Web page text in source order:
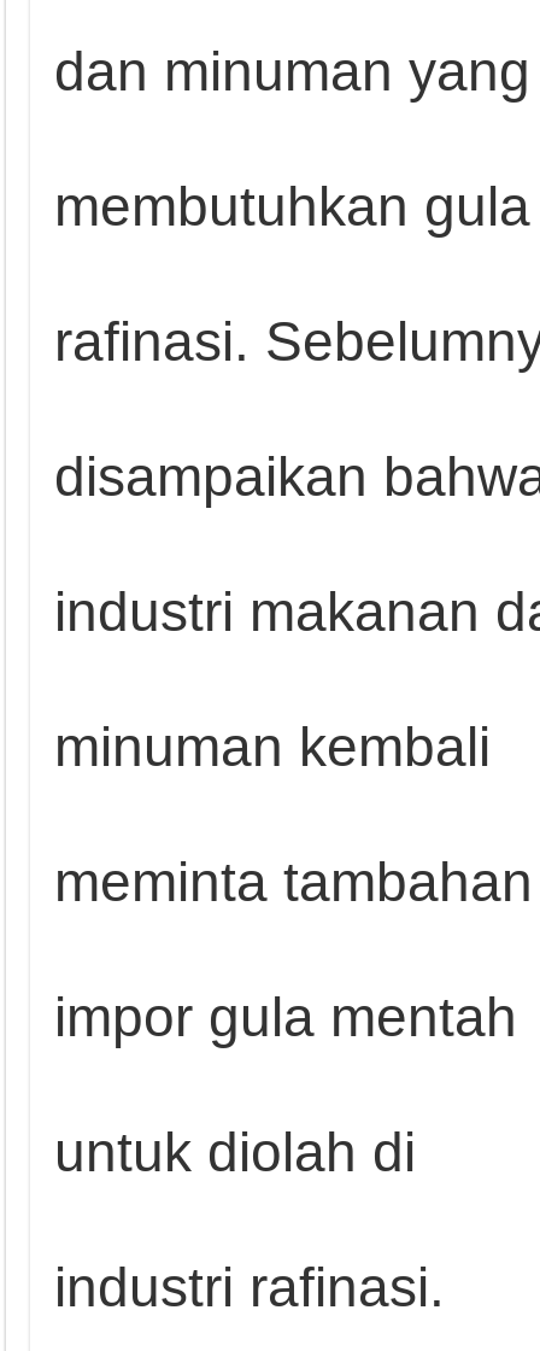
dan minuman yang
membutuhkan gula
rafinasi.
disampaikan
industri makanan
minuman kembali
meminta tambahan
impor gula mentah
untuk diolah di
industri rafinasi.